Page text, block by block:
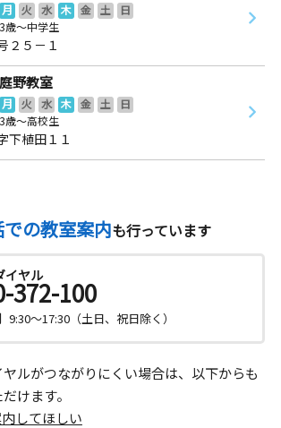
月 火 水 木 金 土
日
3歳～中学生
２５－１
庭野教室
月 火 水 木 金 土
日
3歳～高校生
下植田１１
の教室案内も行っています
イヤル
372-100
9:30～17:30（土日、祝日除く）
ルがつながりにくい場合は、以下からも
けます。
してほしい